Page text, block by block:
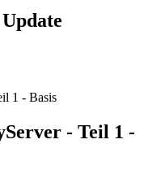
- Teil 1 -